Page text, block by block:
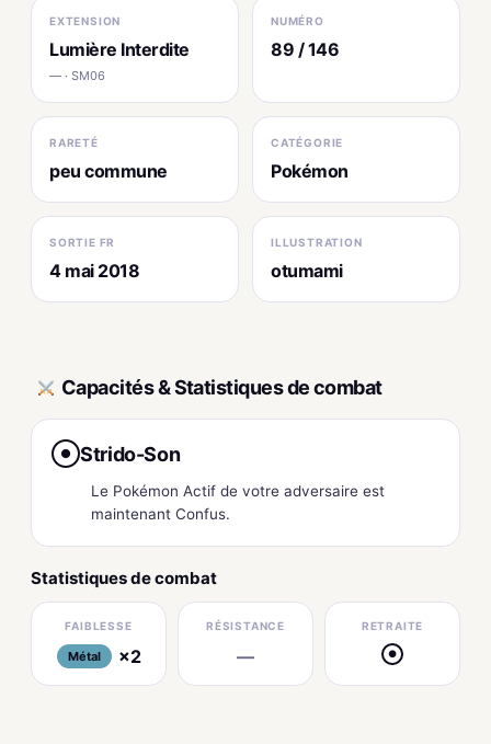
EXTENSION
Lumière Interdite
— · SM06
NUMÉRO
89 / 146
RARETÉ
peu commune
CATÉGORIE
Pokémon
SORTIE FR
4 mai 2018
ILLUSTRATION
otumami
Capacités & Statistiques de combat
● Strido-Son
Le Pokémon Actif de votre adversaire est
maintenant Confus.
Statistiques de combat
FAIBLESSE
Métal ×2
RÉSISTANCE
—
RETRAITE
●